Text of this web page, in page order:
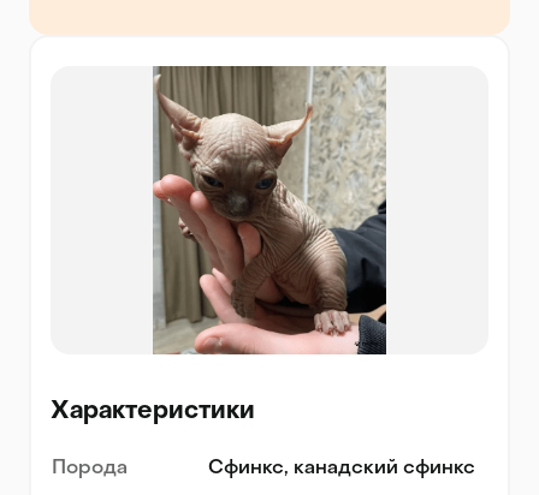
Характеристики
Порода Сфинкс, канадский сфинкс